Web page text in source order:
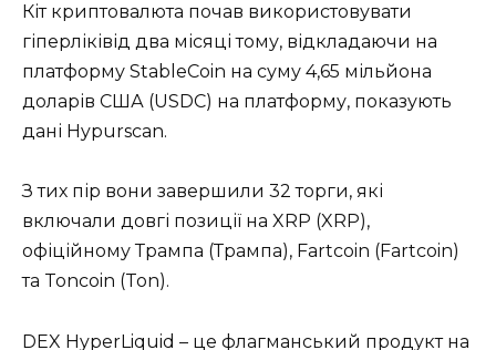
Кіт криптовалюта почав використовувати
гіперліківід два місяці тому, відкладаючи на
платформу StableCoin на суму 4,65 мільйона
доларів США (USDC) на платформу, показують
дані Hypurscan.
З тих пір вони завершили 32 торги, які
включали довгі позиції на XRP (XRP),
офіційному Трампа (Трампа), Fartcoin (Fartcoin)
та Toncoin (Ton).
DEX HyperLiquid – це флагманський продукт на